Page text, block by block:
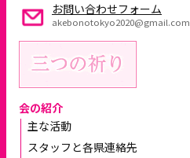
お問い合わせフォーム
akebonotokyo2020@gmail.com
会の紹介
主な活動
スタッフと各県連絡先